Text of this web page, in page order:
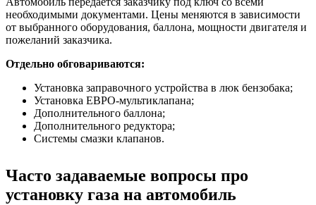
необходимыми документами. Цены меняются в зависимости
от выбранного оборудования, баллона, мощности двигателя и
пожеланий заказчика.
Отдельно обговариваются:
Установка заправочного устройства в люк бензобака;
Установка ЕВРО-мультиклапана;
Дополнительного баллона;
Дополнительного редуктора;
Системы смазки клапанов.
Часто задаваемые вопросы про
установку газа на автомобиль